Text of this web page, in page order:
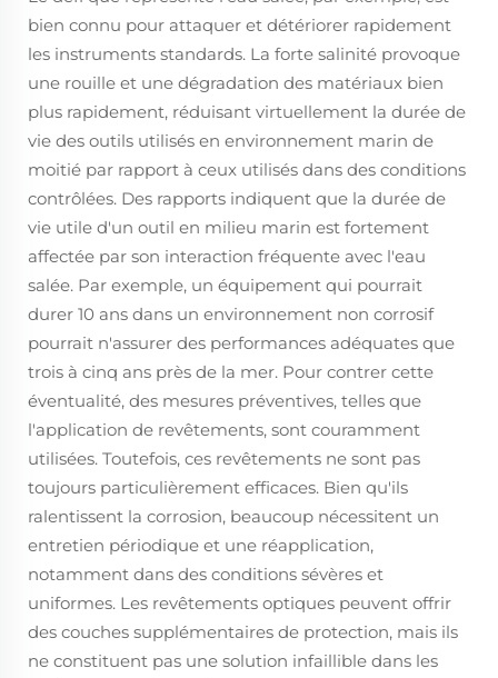
bien connu pour attaquer et détériorer rapidement
les instruments standards. La forte salinité provoque
une rouille et une dégradation des matériaux bien
plus rapidement, réduisant virtuellement la durée de
vie des outils utilisés en environnement marin de
moitié par rapport à ceux utilisés dans des conditions
contrôlées. Des rapports indiquent que la durée de
vie utile d'un outil en milieu marin est fortement
affectée par son interaction fréquente avec l'eau
salée. Par exemple, un équipement qui pourrait
durer 10 ans dans un environnement non corrosif
pourrait n'assurer des performances adéquates que
trois à cinq ans près de la mer. Pour contrer cette
éventualité, des mesures préventives, telles que
l'application de revêtements, sont couramment
utilisées. Toutefois, ces revêtements ne sont pas
toujours particulièrement efficaces. Bien qu'ils
ralentissent la corrosion, beaucoup nécessitent un
entretien périodique et une réapplication,
notamment dans des conditions sévères et
uniformes. Les revêtements optiques peuvent offrir
des couches supplémentaires de protection, mais ils
ne constituent pas une solution infaillible dans les